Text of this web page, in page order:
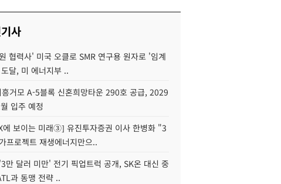
사
협력사' 미국 오클로 SMR 연구용 원자로 '임계
달, 미 에너지부 ..
거모 A-5블록 신혼희망타운 290호 공급, 2029
입주 예정
에 보이는 미래③] 유진투자증권 이사 한병화 "3
프로젝트 재생에너지만으..
만 달러 미만' 전기 픽업트럭 공개, SK온 대신 중
과 동맹 전략 ..